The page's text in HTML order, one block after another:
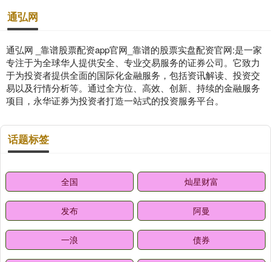
通弘网
通弘网 _靠谱股票配资app官网_靠谱的股票实盘配资官网:是一家
专注于为全球华人提供安全、专业交易服务的证券公司。它致力
于为投资者提供全面的国际化金融服务，包括资讯解读、投资交
易以及行情分析等。通过全方位、高效、创新、持续的金融服务
项目，永华证券为投资者打造一站式的投资服务平台。
话题标签
全国 灿星财富
发布 阿曼
一浪 债券